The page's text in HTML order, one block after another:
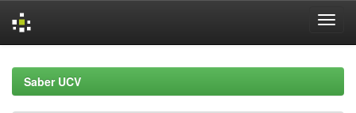
navigationSaber UCV